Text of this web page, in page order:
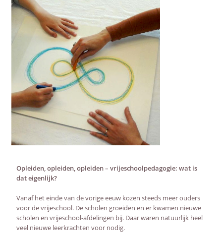
AFSTANDSONDERWIJS
WEBWINKEL
OVER ONS
Opleiden, opleiden, opleiden – vrijeschoolpedagogie: wat is
dat eigenlijk?
Vanaf het einde van de vorige eeuw kozen steeds meer ouders
voor de vrijeschool. De scholen groeiden en er kwamen nieuwe
scholen en vrijeschool-afdelingen bij. Daar waren natuurlijk heel
veel nieuwe leerkrachten voor nodig.